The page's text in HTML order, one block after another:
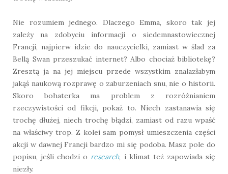
Nie rozumiem jednego. Dlaczego Emma, skoro tak jej
zależy na zdobyciu informacji o siedemnastowiecznej
Francji, najpierw idzie do nauczycielki, zamiast w ślad za
Bellą Swan przeszukać internet? Albo chociaż bibliotekę?
Zresztą ja na jej miejscu przede wszystkim znalazłabym
jakąś naukową rozprawę o zaburzeniach snu, nie o historii.
Skoro bohaterka ma problem z rozróżnianiem
rzeczywistości od fikcji, pokaż to. Niech zastanawia się
trochę dłużej, niech trochę błądzi, zamiast od razu wpaść
na właściwy trop. Z kolei sam pomysł umieszczenia części
akcji w dawnej Francji bardzo mi się podoba. Masz pole do
popisu, jeśli chodzi oresearch, i klimat też zapowiada się
niezły.